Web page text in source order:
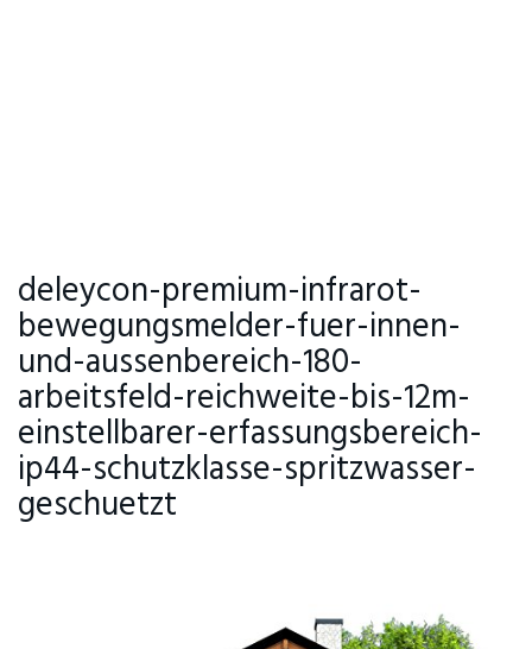
deleycon-premium-infrarot-
bewegungsmelder-fuer-innen-
und-aussenbereich-180-
arbeitsfeld-reichweite-bis-12m-
einstellbarer-erfassungsbereich-
ip44-schutzklasse-spritzwasser-
geschuetzt